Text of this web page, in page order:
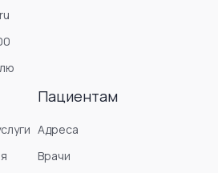
Пациентам
Адреса
Врачи